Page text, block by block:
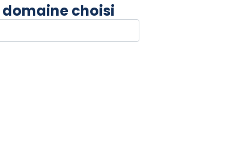
domaine choisi